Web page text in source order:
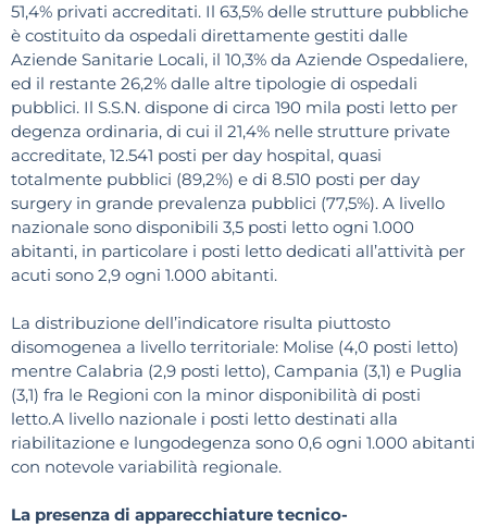
51,4% privati accreditati. Il 63,5% delle strutture pubbliche
è costituito da ospedali direttamente gestiti dalle
Aziende Sanitarie Locali, il 10,3% da Aziende Ospedaliere,
ed il restante 26,2% dalle altre tipologie di ospedali
pubblici. Il S.S.N. dispone di circa 190 mila posti letto per
degenza ordinaria, di cui il 21,4% nelle strutture private
accreditate, 12.541 posti per day hospital, quasi
totalmente pubblici (89,2%) e di 8.510 posti per day
surgery in grande prevalenza pubblici (77,5%). A livello
nazionale sono disponibili 3,5 posti letto ogni 1.000
abitanti, in particolare i posti letto dedicati all’attività per
acuti sono 2,9 ogni 1.000 abitanti.
La distribuzione dell’indicatore risulta piuttosto
disomogenea a livello territoriale: Molise (4,0 posti letto)
mentre Calabria (2,9 posti letto), Campania (3,1) e Puglia
(3,1) fra le Regioni con la minor disponibilità di posti
letto.A livello nazionale i posti letto destinati alla
riabilitazione e lungodegenza sono 0,6 ogni 1.000 abitanti
con notevole variabilità regionale.
La presenza di apparecchiature tecnico-